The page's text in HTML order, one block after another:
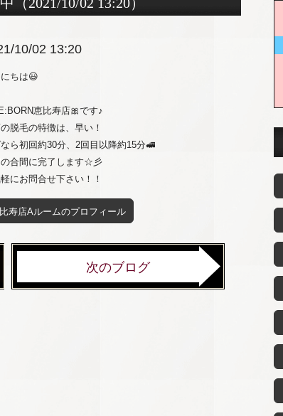
10/02 13:20
にちは😃
恵比寿店🎀です♪
脱毛の特徴は、早い！
なら初回約30分、2回目以降約15分🚅
合間に完了します☆彡
にお問合せ下さい！！
寿店Aルームのプロフィール
次のブログ